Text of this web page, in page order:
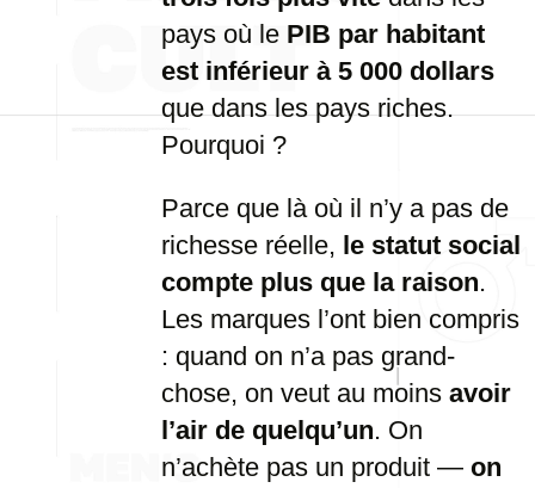
pays où le PIB par habitant
est inférieur à 5 000 dollars
que dans les pays riches.
Pourquoi ?
Parce que là où il n’y a pas de
richesse réelle, le statut social
compte plus que la raison.
Les marques l’ont bien compris
: quand on n’a pas grand-
chose, on veut au moins avoir
l’air de quelqu’un. On
n’achète pas un produit — on